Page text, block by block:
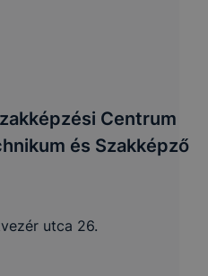
Centrum
és Szakképző
utca 26.